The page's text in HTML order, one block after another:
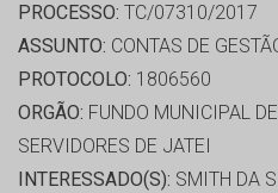
PROCESSO: TC/07310/2017
ASSUNTO: CONTAS DE
PROTOCOLO: 1806560
ORGÃO: FUNDO MUNICIPAL
SERVIDORES DE JATEI
INTERESSADO(S): SMITH DA